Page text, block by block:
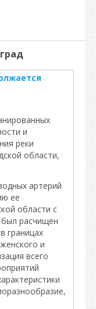
и
реки
области,
артерий
ее
области с
был расчищен
границах
и
всего